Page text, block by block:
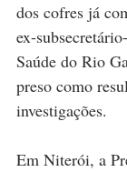
dos cofres já
ex-subsecretário
Saúde do Rio
preso como
investigações.
Em Niterói, a